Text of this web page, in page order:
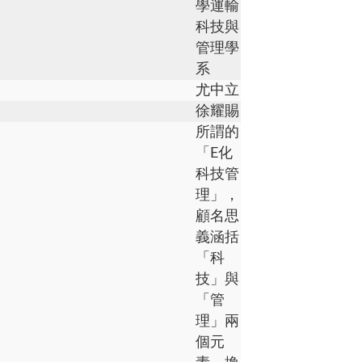
學運輸
科技與
管理學
系
尤中立
徐耀賜
所謂的
「E化
科技管
理」，
顧名思
義涵括
「科
技」與
「管
理」兩
個元